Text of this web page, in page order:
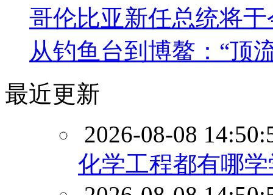
哥伦比亚新任总统将
从钓鱼台到博鳌：“顶
最近更新
2026-08-08
化学工程都有哪